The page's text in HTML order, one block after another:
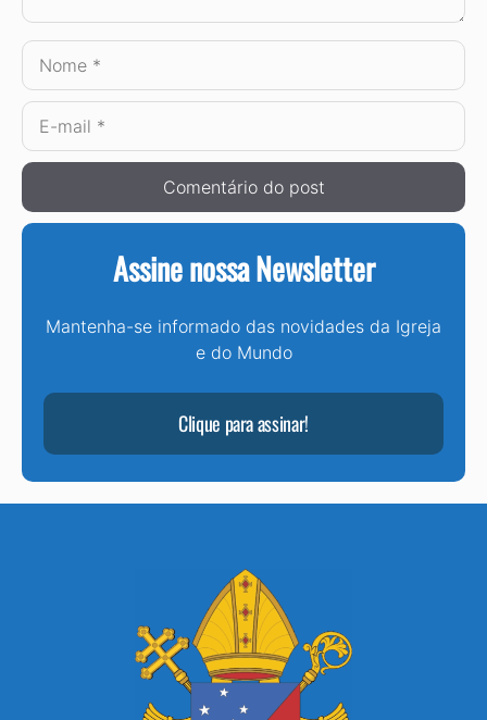
Nome
E-
mail
Assine nossa Newsletter
Mantenha-se informado das novidades da Igreja
e do Mundo
Clique para assinar!